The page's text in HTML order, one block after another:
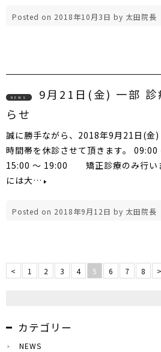
Posted on 2018年10月3日 by 太田院長
NEWS
9月21日(金) 一部 診
らせ
誠に勝手ながら、2018年9月21日(金
時間帯を休診させて頂きます。
15:00 ～ 19:00 矯正診療のみ行い
には大…
Posted on 2018年9月12日 by 太田院長
< 1 2 3 4 5 6 7 8 >
カテゴリー
NEWS